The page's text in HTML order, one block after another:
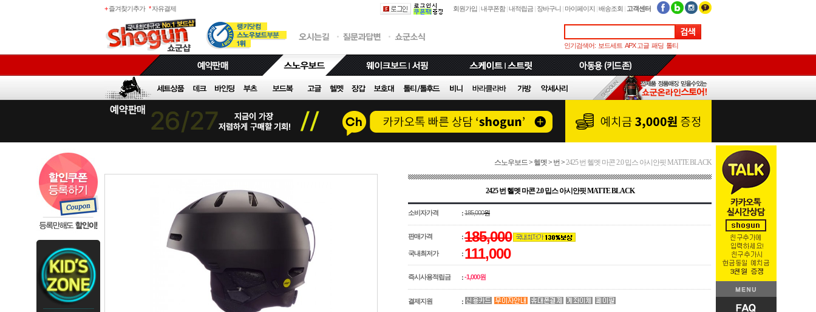
+ 즐겨찾기추가 * 자유결제 회원가입 |내쿠폰함 |내적립금 | 장바구니 | 마이페이지 |배송조회 | 고객센터
인기검색어: 보드세트 APX 고글 패딩 톨티
스노우보드>헬멧> 번 >2425 번 헬멧 마콘 2.0 밉스 아시안핏 MATTE BLACK
2425 번 헬멧 마콘 2.0 밉스 아시안핏 MATTE BLACK
소비자가격 :185,000원
판매가격 :185,000
국내최저가 : 111,000
즉시사용적립금 :-1,000원
결제지원 :